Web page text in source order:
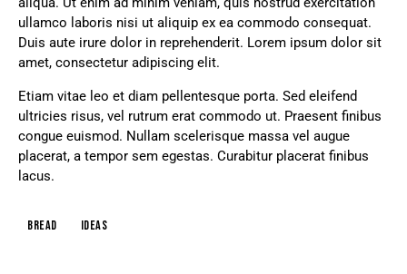
ullamco laboris nisi ut aliquip ex ea commodo consequat.
Duis aute irure dolor in reprehenderit. Lorem ipsum dolor sit
amet, consectetur adipiscing elit.
Etiam vitae leo et diam pellentesque porta. Sed eleifend
ultricies risus, vel rutrum erat commodo ut. Praesent finibus
congue euismod. Nullam scelerisque massa vel augue
placerat, a tempor sem egestas. Curabitur placerat finibus
lacus.
Bread Ideas